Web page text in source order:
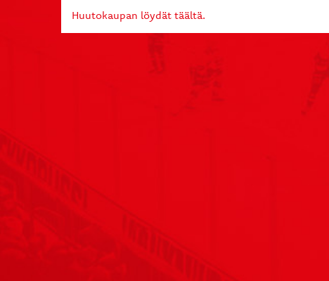
Huutokaupan löydät täältä.